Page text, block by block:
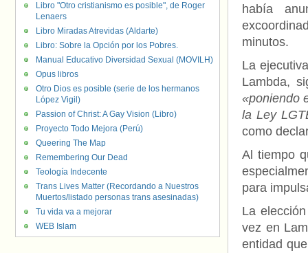
había
minutos.
La
Lambda,
«poniendo
la Ley
como
Al tiempo
para
La
vez en
entidad
Libro "Otro cristianismo es posible", de Roger
Lenaers
Libro Miradas Atrevidas (Aldarte)
Libro: Sobre la Opción por los Pobres.
Manual Educativo Diversidad Sexual (MOVILH)
Opus libros
Otro Dios es posible (serie de los hermanos
López Vigil)
Passion of Christ: A Gay Vision (Libro)
Proyecto Todo Mejora (Perú)
Queering The Map
Remembering Our Dead
Teología Indecente
Trans Lives Matter (Recordando a Nuestros
Muertos/listado personas trans asesinadas)
Tu vida va a mejorar
WEB Islam